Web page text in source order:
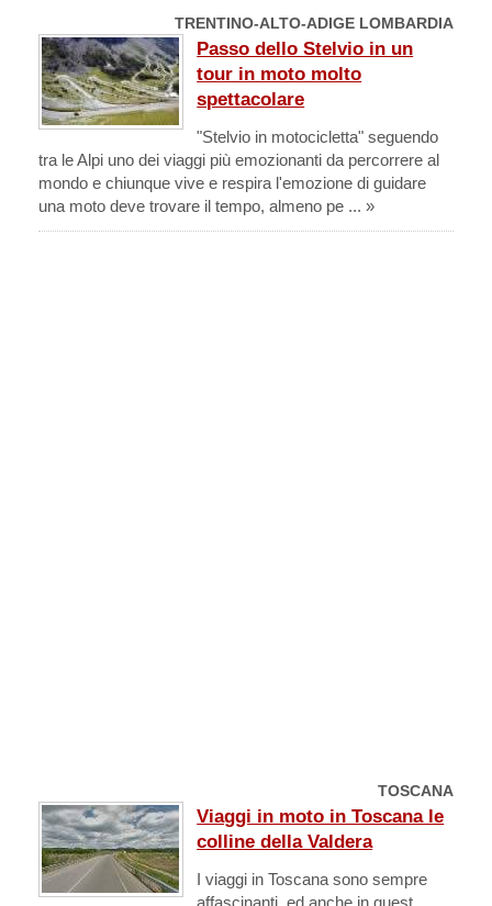
TRENTINO-ALTO-ADIGE LOMBARDIA
Passo dello Stelvio in un
tour in moto molto
spettacolare
"Stelvio in motocicletta" seguendo
tra le Alpi uno dei viaggi più emozionanti da percorrere al
mondo e chiunque vive e respira l'emozione di guidare
una moto deve trovare il tempo, almeno pe ... »
TOSCANA
Viaggi in moto in Toscana le
colline della Valdera
I viaggi in Toscana sono sempre
affascinanti, ed anche in quest